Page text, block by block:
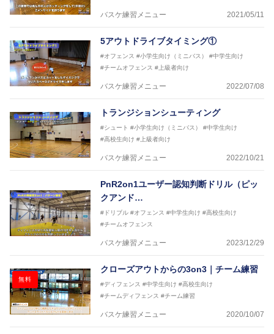
2018年～2021年男子日本代表サポートコーチ
2021年～女子日本代表アシスタントコーチ
バスケ練習メニュー 2021/05/11
5アウトドライブタイミング①
#オフェンス #小学生向け（ミニバス）
#中学生向け
#チームオフェンス #上級者向け
バスケ練習メニュー 2022/07/08
トランジションシューティング
#シュート #小学生向け（ミニバス）
#中学生向け
#高校生向け #上級者向け
バスケ練習メニュー 2022/10/21
PnR2on1ユーザー認知判断ドリル（ピッ
クアンド…
#ドリブル #オフェンス #中学生向け #高校生向け
#チームオフェンス
バスケ練習メニュー 2023/12/29
無料
クローズアウトからの3on3｜チーム練習
#ディフェンス #中学生向け #高校生向け
#チームディフェンス #チーム練習
バスケ練習メニュー 2020/10/07